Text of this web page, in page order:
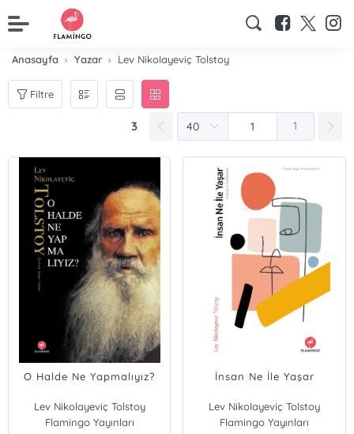
Anasayfa Yazar Lev Nikolayeviç Tolstoy
Filtre
3 1
O Halde Ne Yapmalıyız?
Lev Nikolayeviç Tolstoy
Flamingo Yayınları
İnsan Ne İle Yaşar
Lev Nikolayeviç Tolstoy
Flamingo Yayınları